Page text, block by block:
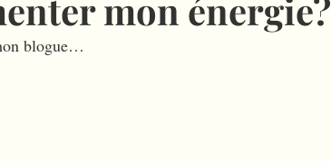
mon énergie?
blogue…